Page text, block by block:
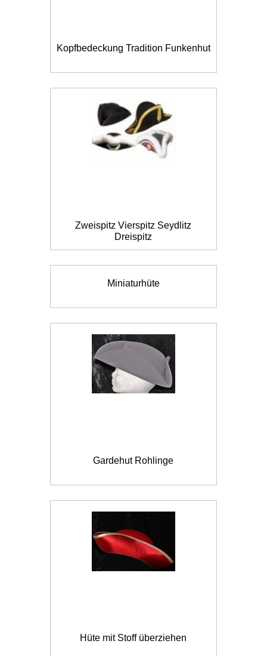
Kopfbedeckung Tradition Funkenhut
Zweispitz Vierspitz Seydlitz
Dreispitz
Miniaturhüte
Gardehut Rohlinge
Hüte mit Stoff überziehen